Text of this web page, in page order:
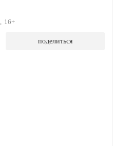
16+
поделиться